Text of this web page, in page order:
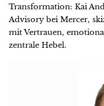
Transformation: Kai
Advisory bei Mercer,
mit Vertrauen,
zentrale Hebel.